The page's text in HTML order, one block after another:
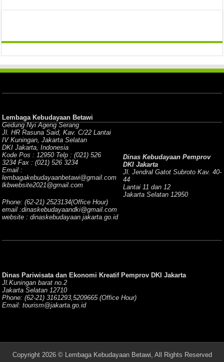
Lembaga Kebudayaan Betawi
Gedung Nyi Ageng Serang
Jl. HR Rasuna Said, Kav. C/22 Lantai
IV Kuningan, Jakarta Selatan
DKI Jakarta, Indonesia
Kode Pos : 12950 Telp : (021) 526
3234 Fax : (021) 526 3234
Email :
lembagakebudayaanbetawi@gmail.com
lkbwebsite2021@gmail.com
Dinas Kebudayaan Pemprov
DKI Jakarta
Jl. Jendral Gatot Subroto Kav. 40-
44
Lantai 11 dan 12
Jakarta Selatan 12950
Phone: (62-21) 2523134(Office Hour)
email :dinaskebudayaandki@gmail.com
website : dinaskebudayaan.jakarta.go.id
Dinas Pariwisata dan Ekonomi Kreatif Pemprov DKI Jakarta
Jl.Kuningan barat no.2
Jakarta Selatan 12710
Phone: (62-21) 3161293,5209665 (Office Hour)
Email: tourism@jakarta.go.id
Copyright 2026 © Lembaga Kebudayaan Betawi, All Rights Reserved